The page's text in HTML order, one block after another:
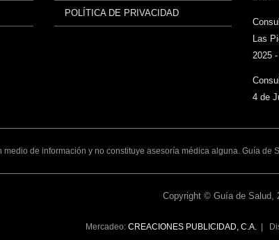
POLÍTICA DE PRIVACIDAD
Las
2025
4 de
medio de información y no constituye asesoría médica alguna. Guía
Copyright © Guía de Salud,
Mercadeo: CREACIONES PUBLICIDAD, C.A. |